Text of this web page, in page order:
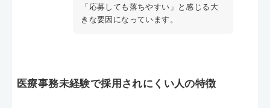
「応募しても落ちやすい」と感じる大
きな要因になっています。
医療事務未経験で採用されにくい人の特徴